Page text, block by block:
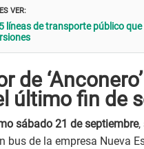
VER:
líneas de transporte público
de
último fin de
sábado 21 de septiembre,
bus de la empresa Nueva